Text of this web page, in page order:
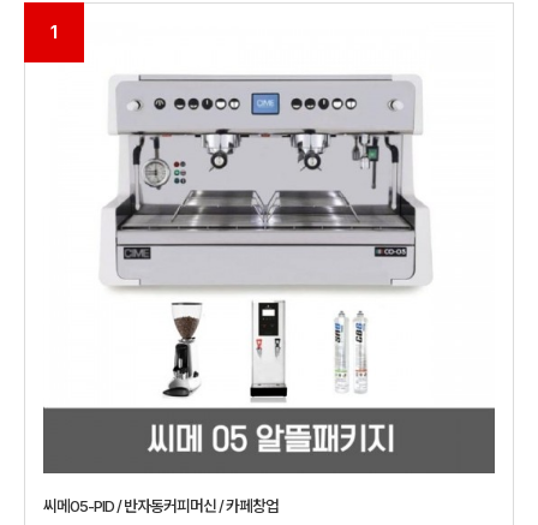
1
씨메05-PID / 반자동커피머신 / 카페창업